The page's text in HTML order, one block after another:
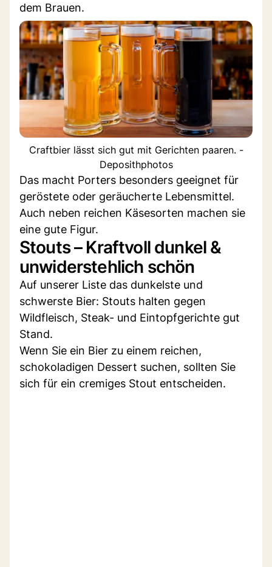
dem Brauen.
Craftbier lässt sich gut mit Gerichten paaren. -
Deposithphotos
Das macht Porters besonders geeignet für
geröstete oder geräucherte Lebensmittel.
Auch neben reichen Käsesorten machen sie
eine gute Figur.
Stouts – Kraftvoll dunkel &
unwiderstehlich schön
Auf unserer Liste das dunkelste und
schwerste Bier: Stouts halten gegen
Wildfleisch, Steak- und Eintopfgerichte gut
Stand.
Wenn Sie ein Bier zu einem reichen,
schokoladigen Dessert suchen, sollten Sie
sich für ein cremiges Stout entscheiden.